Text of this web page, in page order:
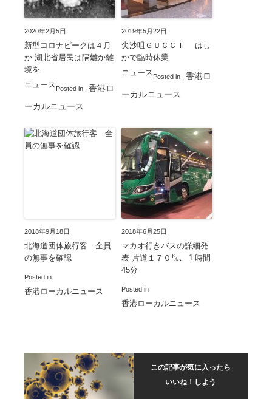
2020年2月5日
新型コロナピークは４月
か 湖北省居民は隔離か離
境を
Posted in
ニュース
香港ロ
ーカルニュース
2019年5月22日
尖沙咀ＧＵＣＣＩ はし
かで臨時休業
Posted in
ニュース
香港ロ
ーカルニュース
2018年9月18日
北海道団体旅行客 全員
の無事を確認
Posted in
香港ローカルニュース
2018年6月25日
マカオ行きバスの詳細発
表 片道１７０㌦、１時間
45分
Posted in
香港ローカルニュース
この記事が気に入ったら
いいね！しよう